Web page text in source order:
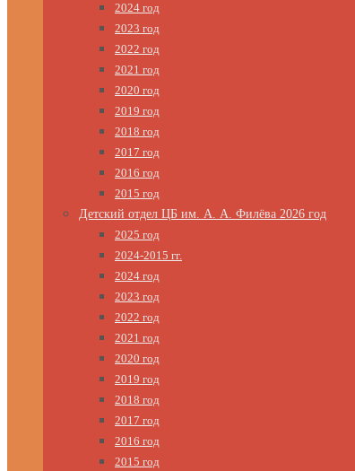
2024 год
2023 год
2022 год
2021 год
2020 год
2019 год
2018 год
2017 год
2016 год
2015 год
Детский отдел ЦБ им. А. А. Филёва 2026 год
2025 год
2024-2015 гг.
2024 год
2023 год
2022 год
2021 год
2020 год
2019 год
2018 год
2017 год
2016 год
2015 год